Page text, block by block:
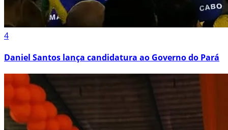
4
Daniel Santos lança candidatura ao Governo do Pará